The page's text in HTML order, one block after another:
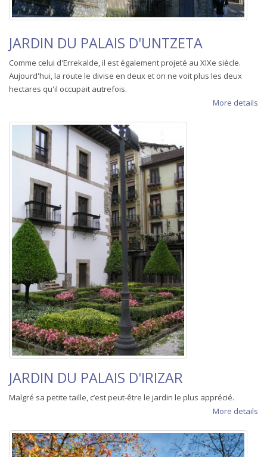
JARDIN DU PALAIS D'UNTZETA
Comme celui d'Errekalde, il est également projeté au XIXe siècle.
Aujourd'hui, la route le divise en deux et on ne voit plus les deux
hectares qu'il occupait autrefois.
More details
JARDIN DU PALAIS D'IRIZAR
Malgré sa petite taille, c’est peut-être le jardin le plus apprécié.
More details